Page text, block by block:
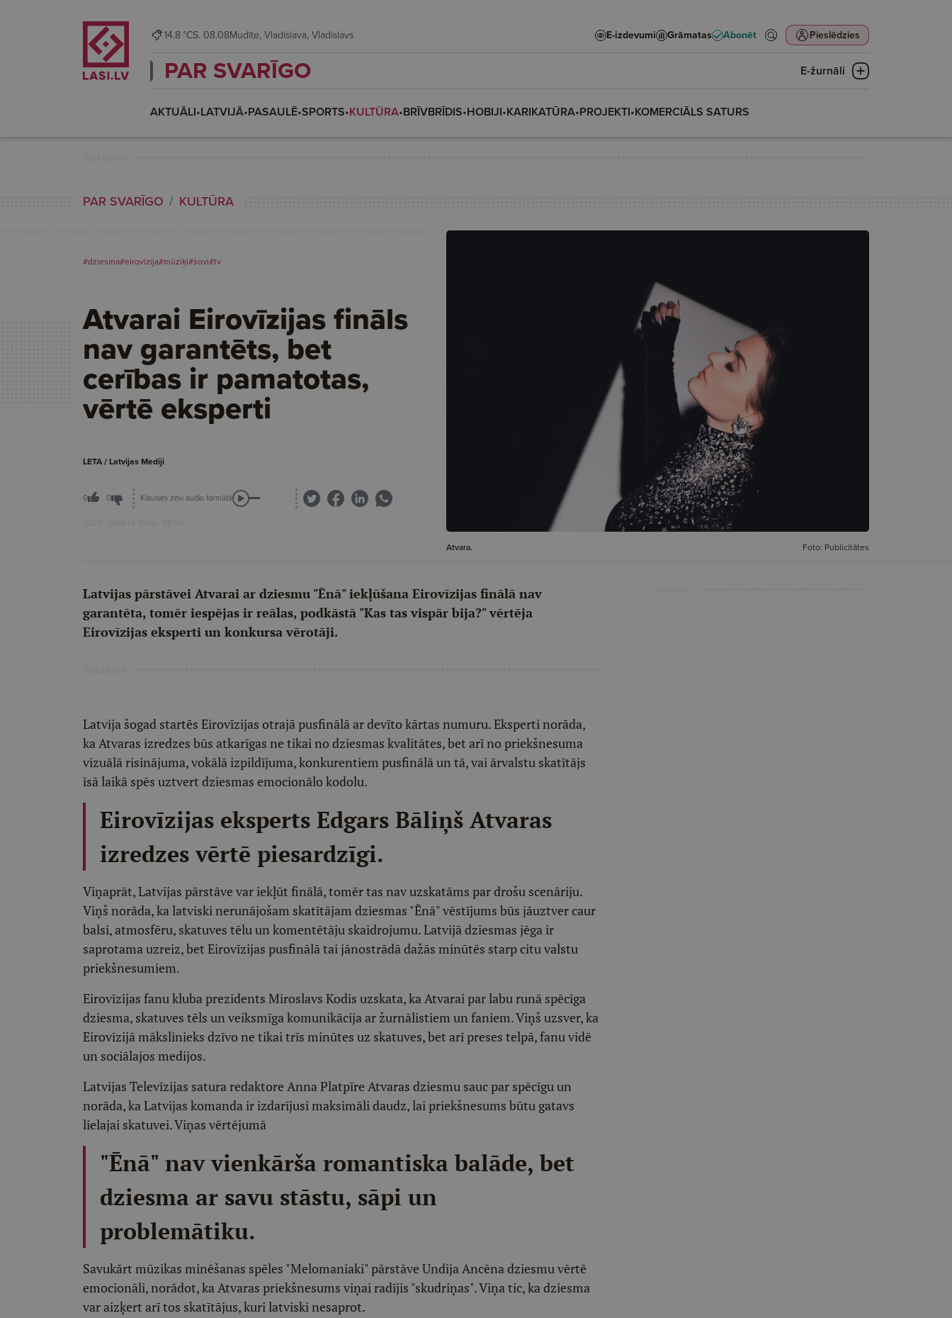
14.8 °CS. 08.08 Mudīte, Vladislava, Vladislavs E-izdevumi Grāmatas Abonēt Pieslēdzies
PAR SVARĪGO E-žurnāli
AKTUĀLI•LATVIJĀ•PASAULĒ•SPORTS•KULTŪRA•BRĪVBRĪDIS•HOBIJI•KARIKATŪRA•PROJEKTI•KOMERCIĀLS SATURS
PAR SVARĪGO KULTŪRA
#dziesma#eirovīzija#mūziķi#šovi#tv
Atvarai Eirovīzijas fināls
nav garantēts, bet
cerības ir pamatotas,
vērtē eksperti
LETA / Latvijas Mediji
0 0 Klausies ziņu audio formātā
2026. gada 14. maijs, 08:04
Atvara.
Foto: Publicitātes
Latvijas pārstāvei Atvarai ar dziesmu "Ēnā" iekļūšana Eirovīzijas finālā nav
garantēta, tomēr iespējas ir reālas, podkāstā "Kas tas vispār bija?" vērtēja
Eirovīzijas eksperti un konkursa vērotāji.
Latvija šogad startēs Eirovīzijas otrajā pusfinālā ar devīto kārtas numuru. Eksperti norāda,
ka Atvaras izredzes būs atkarīgas ne tikai no dziesmas kvalitātes, bet arī no priekšnesuma
vizuālā risinājuma, vokālā izpildījuma, konkurentiem pusfinālā un tā, vai ārvalstu skatītājs
īsā laikā spēs uztvert dziesmas emocionālo kodolu.
Eirovīzijas eksperts Edgars Bāliņš Atvaras
izredzes vērtē piesardzīgi.
Viņaprāt, Latvijas pārstāve var iekļūt finālā, tomēr tas nav uzskatāms par drošu scenāriju.
Viņš norāda, ka latviski nerunājošam skatītājam dziesmas "Ēnā" vēstījums būs jāuztver caur
balsi, atmosfēru, skatuves tēlu un komentētāju skaidrojumu. Latvijā dziesmas jēga ir
saprotama uzreiz, bet Eirovīzijas pusfinālā tai jānostrādā dažās minūtēs starp citu valstu
priekšnesumiem.
Eirovīzijas fanu kluba prezidents Miroslavs Kodis uzskata, ka Atvarai par labu runā spēcīga
dziesma, skatuves tēls un veiksmīga komunikācija ar žurnālistiem un faniem. Viņš uzsver, ka
Eirovīzijā mākslinieks dzīvo ne tikai trīs minūtes uz skatuves, bet arī preses telpā, fanu vidē
un sociālajos medijos.
Latvijas Televīzijas satura redaktore Anna Platpīre Atvaras dziesmu sauc par spēcīgu un
norāda, ka Latvijas komanda ir izdarījusi maksimāli daudz, lai priekšnesums būtu gatavs
lielajai skatuvei. Viņas vērtējumā
"Ēnā" nav vienkārša romantiska balāde, bet
dziesma ar savu stāstu, sāpi un
problemātiku.
Savukārt mūzikas minēšanas spēles "Melomaniaki" pārstāve Undija Ancēna dziesmu vērtē
emocionāli, norādot, ka Atvaras priekšnesums viņai radījis "skudriņas". Viņa tic, ka dziesma
var aizķert arī tos skatītājus, kuri latviski nesaprot.